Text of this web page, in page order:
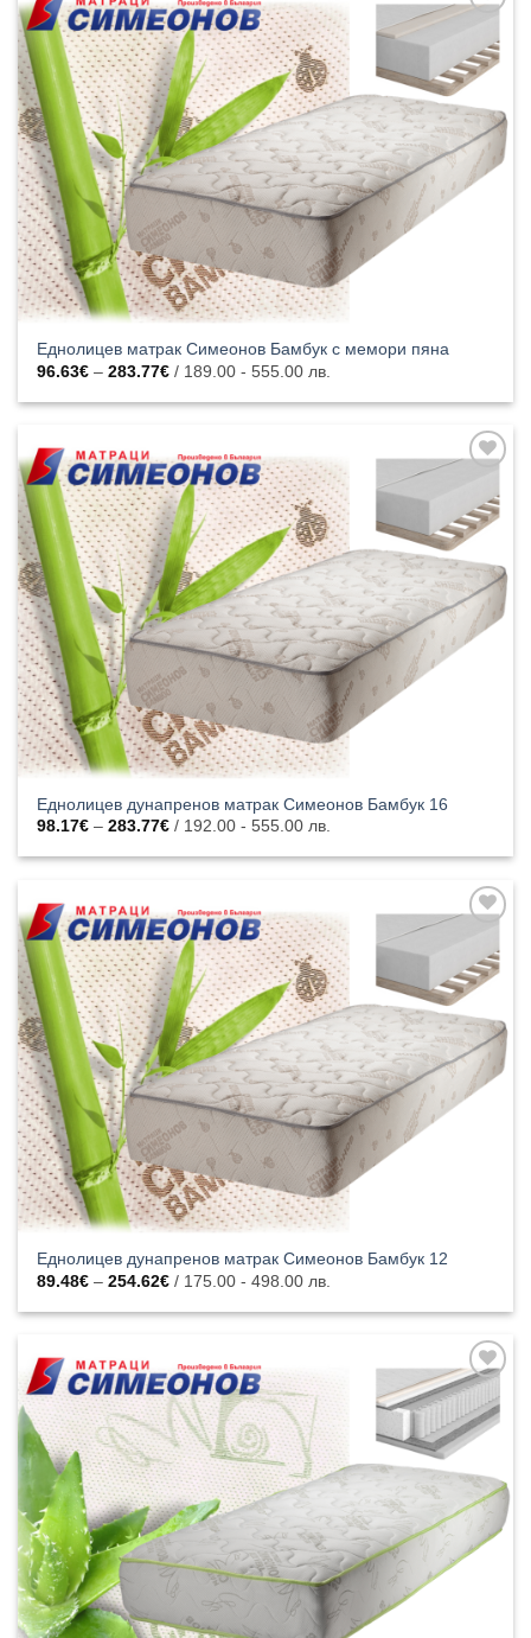
списъка с
харесани
продукти
Еднолицев матрак Симеонов Бамбук с мемори пяна
96.63€ – 283.77€Price
96.63€
/ 189.00 - 555.00 лв.
списъка с
харесани
продукти
Еднолицев дунапренов матрак Симеонов Бамбук 16
98.17€ – 283.77€Price
98.17€
/ 192.00 - 555.00 лв.
списъка с
харесани
продукти
Еднолицев дунапренов матрак Симеонов Бамбук 12
89.48€ – 254.62€Price
89.48€
/ 175.00 - 498.00 лв.
Добавяне
към
списъка с
харесани
продукти